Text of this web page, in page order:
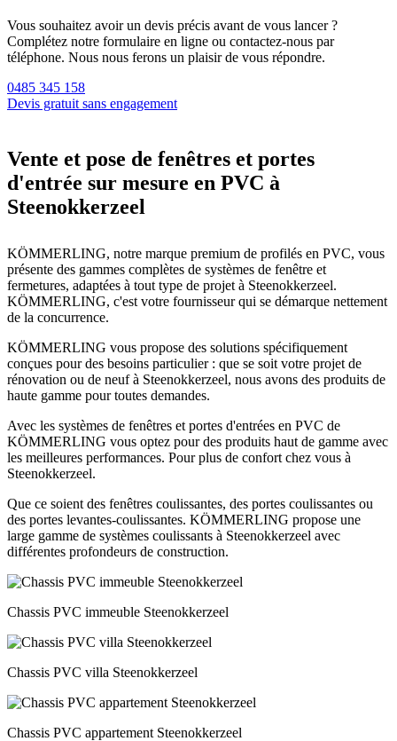
Vous souhaitez avoir un devis précis avant de vous lancer ?
Complétez notre formulaire en ligne ou contactez-nous par
téléphone. Nous nous ferons un plaisir de vous répondre.
0485 345 158
Devis gratuit sans engagement
Vente et pose de fenêtres et portes
d'entrée sur mesure en PVC à
Steenokkerzeel
KÖMMERLING, notre marque premium de profilés en PVC, vous
présente des gammes complètes de systèmes de fenêtre et
fermetures, adaptées à tout type de projet à Steenokkerzeel.
KÖMMERLING, c'est votre fournisseur qui se démarque nettement
de la concurrence.
KÖMMERLING vous propose des solutions spécifiquement
conçues pour des besoins particulier : que se soit votre projet de
rénovation ou de neuf à Steenokkerzeel, nous avons des produits de
haute gamme pour toutes demandes.
Avec les systèmes de fenêtres et portes d'entrées en PVC de
KÖMMERLING vous optez pour des produits haut de gamme avec
les meilleures performances. Pour plus de confort chez vous à
Steenokkerzeel.
Que ce soient des fenêtres coulissantes, des portes coulissantes ou
des portes levantes-coulissantes. KÖMMERLING propose une
large gamme de systèmes coulissants à Steenokkerzeel avec
différentes profondeurs de construction.
Chassis PVC immeuble Steenokkerzeel
Chassis PVC villa Steenokkerzeel
Chassis PVC appartement Steenokkerzeel